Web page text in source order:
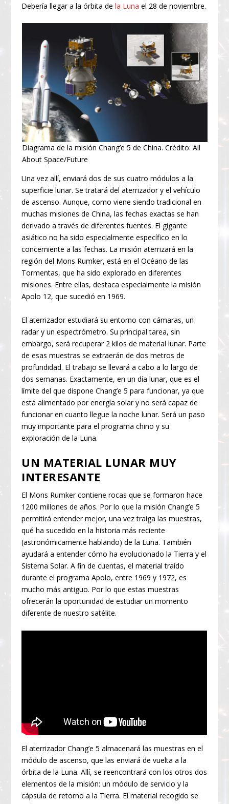
Debería llegar a la órbita dela Luna el 28 de noviembre.
Diagrama de la misión Chang’e 5 de China. Crédito: All
About Space/Future
Una vez allí, enviará dos de sus cuatro módulos a la
superficie lunar. Se tratará del aterrizador y el vehículo
de ascenso. Aunque, como viene siendo tradicional en
muchas misiones de China, las fechas exactas se han
derivado a través de diferentes fuentes. El gigante
asiático no ha sido especialmente específico en lo
concerniente a las fechas. La misión aterrizará en la
región del Mons Rumker, está en el Océano de las
Tormentas, que ha sido explorado en diferentes
misiones. Entre ellas, destaca especialmente la misión
Apolo 12, que sucedió en 1969.
El aterrizador estudiará su entorno con cámaras, un
radar y un espectrómetro. Su principal tarea, sin
embargo, será recuperar 2 kilos de material lunar. Parte
de esas muestras se extraerán de dos metros de
profundidad. El trabajo se llevará a cabo a lo largo de
dos semanas. Exactamente, en un día lunar, que es el
límite del que dispone Chang’e 5 para funcionar, ya que
está alimentado por energía solar y no será capaz de
funcionar en cuanto llegue la noche lunar. Será un paso
muy importante para el programa chino y su
exploración de la Luna.
UN MATERIAL LUNAR MUY
INTERESANTE
El Mons Rumker contiene rocas que se formaron hace
1200 millones de años. Por lo que la misión Chang’e 5
permitirá entender mejor, una vez traiga las muestras,
qué ha sucedido en la historia más reciente
(astronómicamente hablando) de la Luna. También
ayudará a entender cómo ha evolucionado la Tierra y el
Sistema Solar. A fin de cuentas, el material traído
durante el programa Apolo, entre 1969 y 1972, es
mucho más antiguo. Por lo que estas muestras
ofrecerán la oportunidad de estudiar un momento
diferente de nuestro satélite.
El aterrizador Chang’e 5 almacenará las muestras en el
módulo de ascenso, que las enviará de vuelta a la
órbita de la Luna. Allí, se reencontrará con los otros dos
elementos de la misión: un módulo de servicio y la
cápsula de retorno a la Tierra. El material recogido se